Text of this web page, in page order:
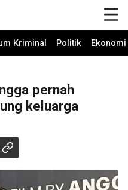
Kriminal Politik
pernah
keluarga